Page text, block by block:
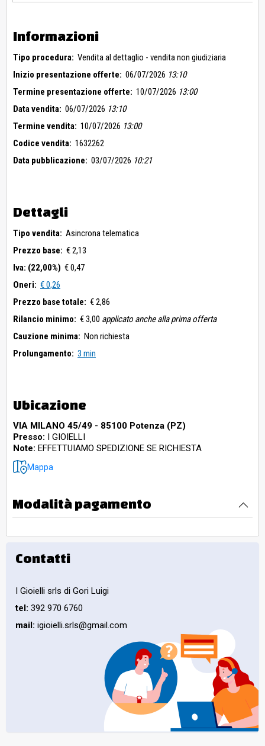
Informazioni
Tipo procedura: Vendita al dettaglio - vendita non giudiziaria
Inizio presentazione offerte: 06/07/2026 13:10
Termine presentazione offerte: 10/07/2026 13:00
Data vendita: 06/07/2026 13:10
Termine vendita: 10/07/2026 13:00
Codice vendita: 1632262
Data pubblicazione: 03/07/2026 10:21
Dettagli
Tipo vendita: Asincrona telematica
Prezzo base: € 2,13
Iva: (22,00%) € 0,47
Oneri: € 0,26
Prezzo base totale: € 2,86
Rilancio minimo: € 3,00 applicato anche alla prima offerta
Cauzione minima: Non richiesta
Prolungamento: 3 min
Ubicazione
VIA MILANO 45/49 - 85100 Potenza (PZ)
Presso: I GIOIELLI
Note: EFFETTUIAMO SPEDIZIONE SE RICHIESTA
Mappa
Modalità pagamento
Contatti
I Gioielli srls di Gori Luigi
tel: 392 970 6760
mail: igioielli.srls@gmail.com